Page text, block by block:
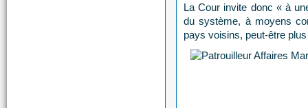
La Cour invite donc « à
du système, à moyens
pays voisins, peut-être